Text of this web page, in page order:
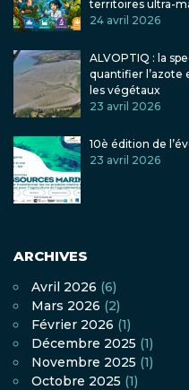
territoires ultra-
24 avril 2026
ALVOPTIQ : la
quantifier l’azote
les végétaux
23 avril 2026
10è édition de
23 avril 2026
ARCHIVES
Avril 2026 (6)
Mars 2026 (2)
Février 2026 (1)
Décembre 2025 (1)
Novembre 2025 (1)
Octobre 2025 (1)